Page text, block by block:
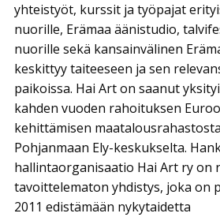
yhteistyöt, kurssit ja työpajat
nuorille, Erämaa äänistudio,
nuorille sekä kansainvälinen
keskittyy taiteeseen ja sen
paikoissa. Hai Art on saanut
kahden vuoden rahoituksen
kehittämisen
Pohjanmaan Ely-keskukselta.
hallintaorganisaatio Hai Art ry on
tavoittelematon yhdistys, joka on
2011 edistämään nykytaidetta